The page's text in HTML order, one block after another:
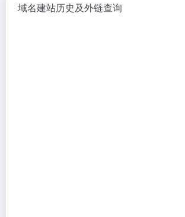
域名建站历史及外链查询